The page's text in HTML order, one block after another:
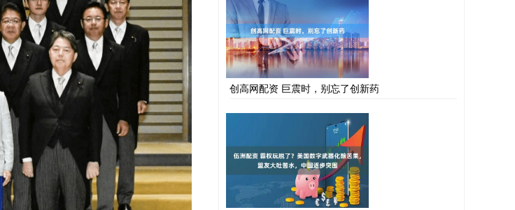
创高网配资 巨震时，别忘了创新药